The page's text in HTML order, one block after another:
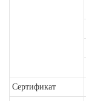
Сертификат